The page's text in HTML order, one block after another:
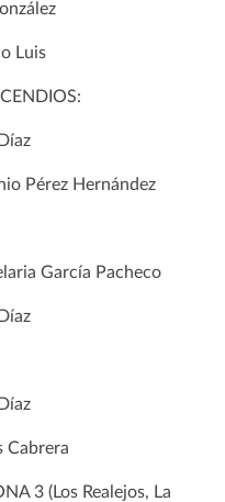
Luis
Díaz
Pérez Hernández
García Pacheco
Díaz
Díaz
3 (Los Realejos, La